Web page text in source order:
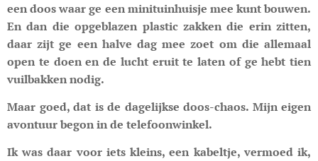
een doos waar ge een minituinhuisje mee kunt bouwen.
En dan die opgeblazen plastic zakken die erin zitten,
daar zijt ge een halve dag mee zoet om die allemaal
open te doen en de lucht eruit te laten of ge hebt tien
vuilbakken nodig.
Maar goed, dat is de dagelijkse doos-chaos. Mijn eigen
avontuur begon in de telefoonwinkel.
Ik was daar voor iets kleins, een kabeltje, vermoed ik,